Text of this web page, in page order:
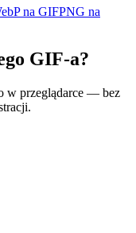
na GIFPNG na
GIF-a?
w przeglądarce — bez